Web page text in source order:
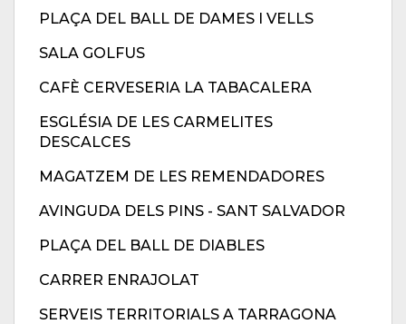
PLAÇA DEL BALL DE DAMES I VELLS
SALA GOLFUS
CAFÈ CERVESERIA LA TABACALERA
ESGLÉSIA DE LES CARMELITES
DESCALCES
MAGATZEM DE LES REMENDADORES
AVINGUDA DELS PINS - SANT SALVADOR
PLAÇA DEL BALL DE DIABLES
CARRER ENRAJOLAT
SERVEIS TERRITORIALS A TARRAGONA